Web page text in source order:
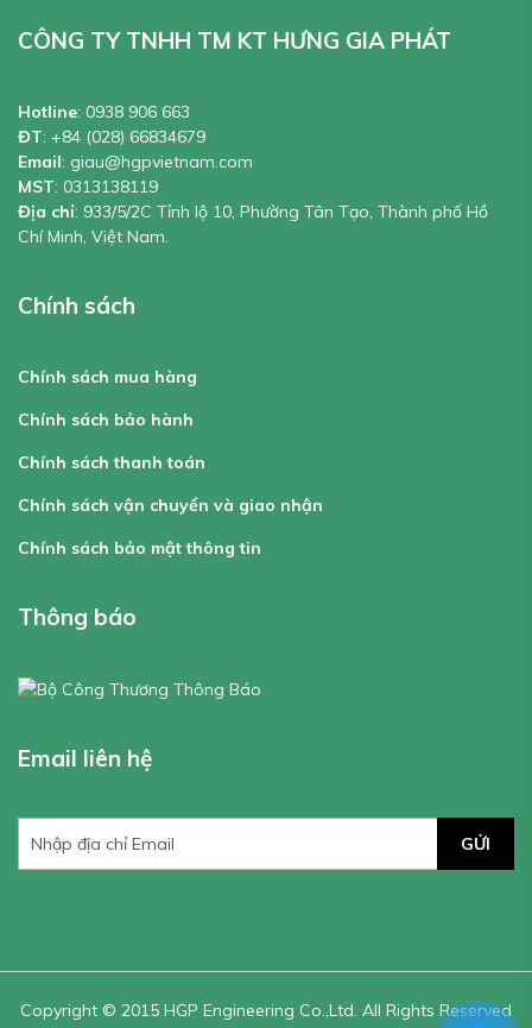
CÔNG TY TNHH TM KT HƯNG GIA PHÁT
Hotline: 0938 906 663
ĐT: +84 (028) 66834679
Email: giau@hgpvietnam.com
MST: 0313138119
Địa chỉ: 933/5/2C Tỉnh lộ 10, Phường Tân Tạo, Thành phố Hồ
Chí Minh, Việt Nam.
Chính sách
Chính sách mua hàng
Chính sách bảo hành
Chính sách thanh toán
Chính sách vận chuyển và giao nhận
Chính sách bảo mật thông tin
Thông báo
Email liên hệ
GỬI
Copyright © 2015 HGP Engineering Co.,Ltd. All Rights Reserved